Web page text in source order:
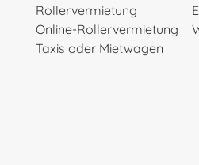
Rollervermietung
Online-Rollervermietung
Taxis oder Mietwagen